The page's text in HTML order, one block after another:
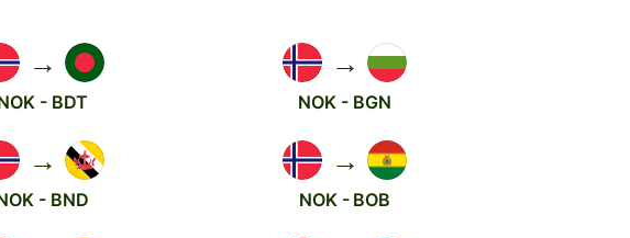
→
- BDT
→
NOK - BGN
→
- BND
→
NOK - BOB